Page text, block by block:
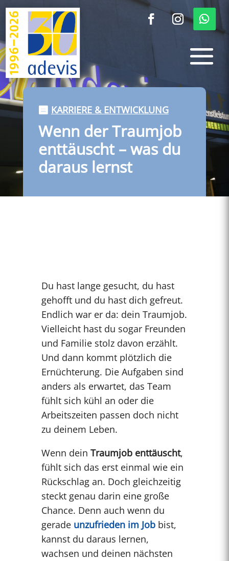
KARRIERE & ENTWICKLUNG
Wenn der Traumjob
enttäuscht – was du
daraus lernst
Du hast lange gesucht, du hast
gehofft und du hast dich gefreut.
Endlich war er da: dein Traumjob.
Vielleicht hast du sogar Freunden
und Familie stolz davon erzählt.
Und dann kommt plötzlich die
Ernüchterung. Die Aufgaben sind
anders als erwartet, das Team
fühlt sich kühl an oder die
Arbeitszeiten passen doch nicht
zu deinem Leben.
Wenn dein Traumjob enttäuscht,
fühlt sich das erst einmal wie ein
Rückschlag an. Doch gleichzeitig
steckt genau darin eine große
Chance. Denn auch wenn du
gerade unzufrieden im Jobbist,
kannst du daraus lernen,
wachsen und deinen nächsten